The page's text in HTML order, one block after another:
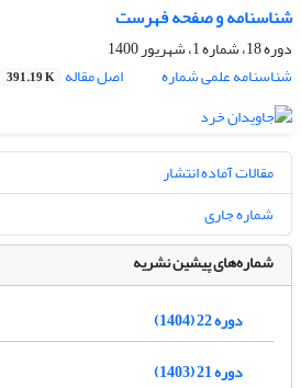
شناسنامه و صفحه فهرست
دوره 18، شماره 1، شهریور 1400
شناسنامه علمی شماره
اصل مقاله 391.19 K
مقالات آماده انتشار
شماره جاری
شماره‌های پیشین نشریه
دوره 22 (1404)
دوره 21 (1403)